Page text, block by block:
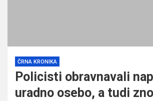
ČRNA KRONIKA
Policisti obravnavali
uradno osebo, a tudi